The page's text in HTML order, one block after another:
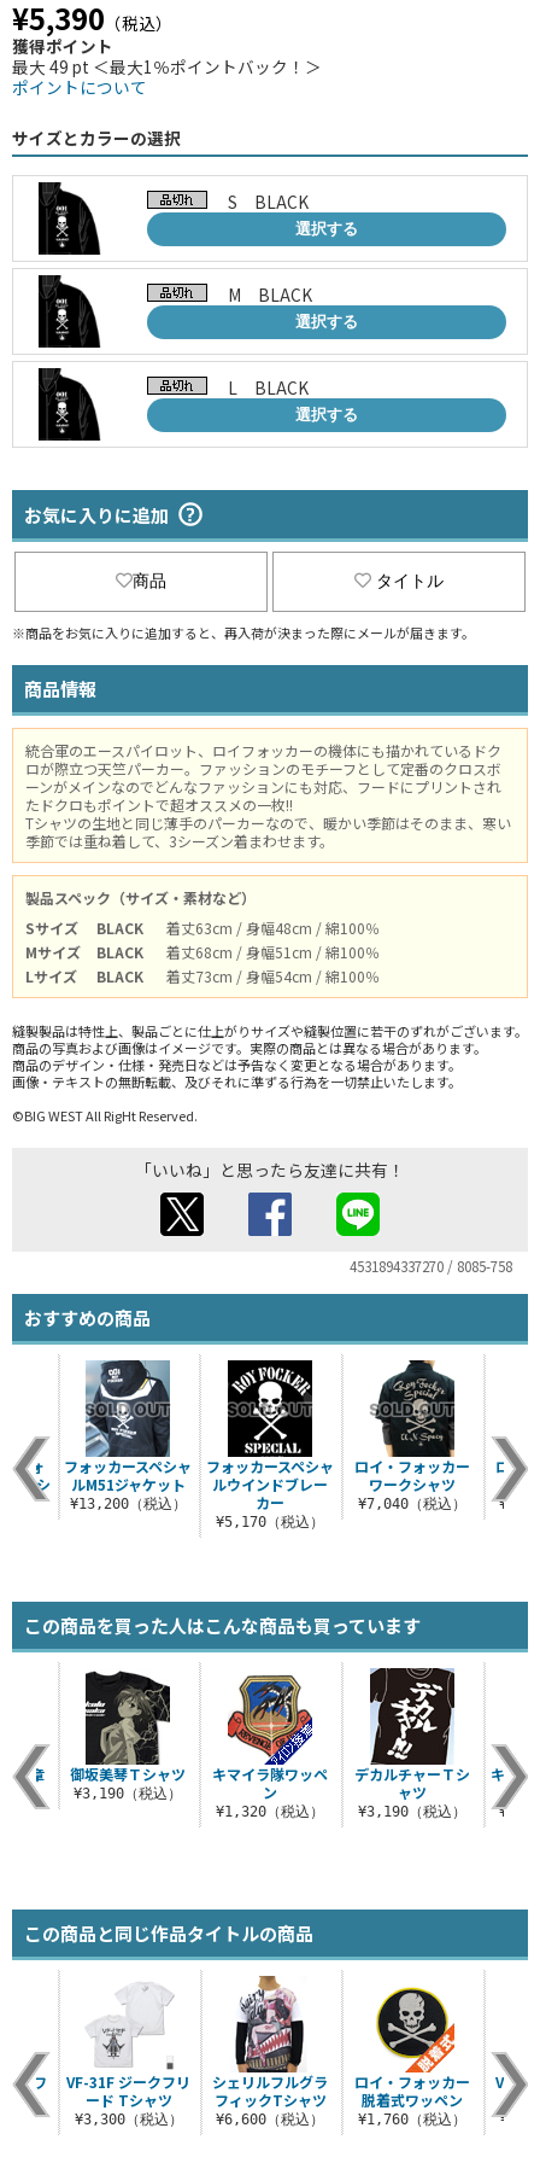
¥5,390 （税込）
獲得ポイント
最大 49 pt ＜最大1％ポイントバック！＞
ポイントについて
サイズとカラーの選択
S BLACK
選択する
M BLACK
選択する
L BLACK
選択する
お気に入りに追加
商品 タイトル
※商品をお気に入りに追加すると、再入荷が決まった際にメールが届きます。
商品情報
統合軍のエースパイロット、ロイフォッカーの機体にも描かれているドク
ロが際立つ天竺パーカー。ファッションのモチーフとして定番のクロスボ
ーンがメインなのでどんなファッションにも対応、フードにプリントされ
たドクロもポイントで超オススメの一枚!!
Tシャツの生地と同じ薄手のパーカーなので、暖かい季節はそのまま、寒い
季節では重ね着して、3シーズン着まわせます。
製品スペック（サイズ・素材など）
Sサイズ
BLACK
着丈63cm / 身幅48cm / 綿100％
Mサイズ
BLACK
着丈68cm / 身幅51cm / 綿100％
Lサイズ
BLACK 着丈73cm / 身幅54cm / 綿100％
縫製製品は特性上、製品ごとに仕上がりサイズや縫製位置に若干のずれがございます。
商品の写真および画像はイメージです。実際の商品とは異なる場合があります。
商品のデザイン・仕様・発売日などは予告なく変更となる場合があります。
画像・テキストの無断転載、及びそれに準ずる行為を一切禁止いたします。
©BIG WEST All RigHt Reserved.
「いいね」と思ったら友達に共有！
4531894337270 / 8085-758
おすすめの商品
フォッカースペシャ
ルウインドブレー
カー
¥5,170（税込）
ロイ・フォッカー
ワークシャツ
¥7,040（税込）
ロイ
コ
フォ
ャルシ
ート
フォッカースペシャ
ルM51ジャケット
¥13,200（税込）
この商品を買った人はこんな商品も買っています
キマイラ隊ワッペ
ン
¥1,320（税込）
デカルチャーＴシ
ャツ
¥3,190（税込）
キング
軍章
込）
御坂美琴Ｔシャツ
¥3,190（税込）
この商品と同じ作品タイトルの商品
シェリルフルグラ
フィックTシャツ
¥6,600（税込）
ロイ・フォッカー
脱着式ワッペン
¥1,760（税込）
VF-
ス
式ワ
込）
VF-31F ジークフリ
ード Tシャツ
¥3,300（税込）